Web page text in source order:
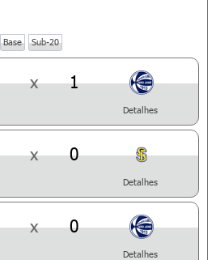
Base Sub-20
x 1
Detalhes
x 0
Detalhes
x 0
Detalhes